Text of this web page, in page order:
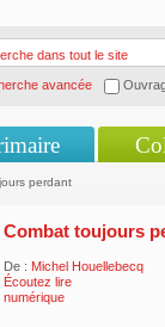
avancée
perdant
Combat toujours
De : Michel Houellebecq
Écoutez lire
numérique